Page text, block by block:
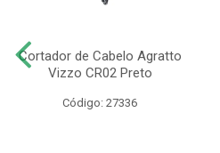
Cortador de Cabelo Agratto
Vizzo CR02 Preto
Código: 27336